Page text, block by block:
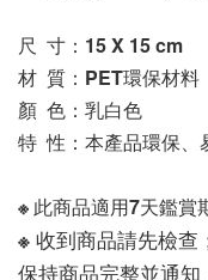
尺  寸：15 X 15 cm
材  質：PET環保材料
顏  色：乳白色
特  性：本產品環保、
※ 此商品適用7天鑑賞
※ 收到商品請先檢查
保持商品完整並通